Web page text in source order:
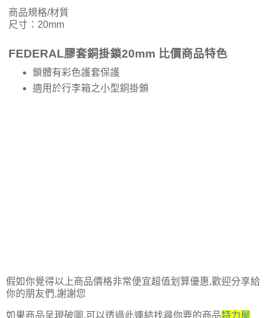
商品規格/材質
尺寸：20mm
FEDERAL膠套銅掛鎖20mm 比價商品特色
鎖體有彩色護套保護
適用於行李箱之小型銅掛鎖
假如你覺得以上商品價格非常便宜超值划算優惠,歡迎分享給
你的朋友們,謝謝您
如果商品呈現破圖,可以透過此連結找尋你要的商品特力屋